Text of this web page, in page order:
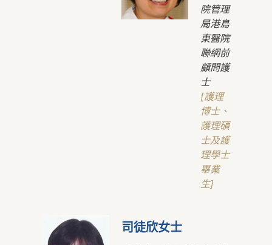
院管理
局港島
東醫院
聯網前
顧問護
士
[護理
博士、
護理碩
士及護
理學士
畢業
生]
司徒欣女士